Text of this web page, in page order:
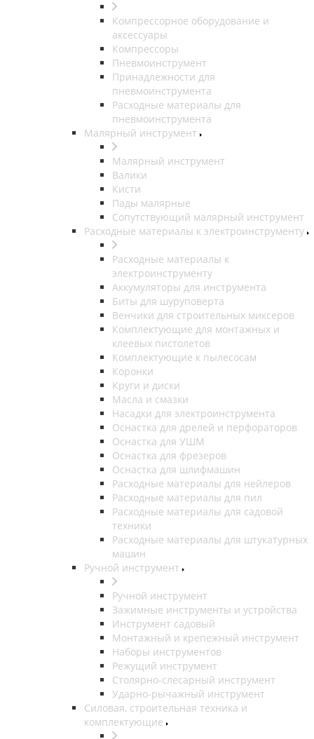
Компрессорное оборудование и
аксессуары
Компрессоры
Пневмоинструмент
Принадлежности для
пневмоинструмента
Расходные материалы для
пневмоинструмента
Малярный инструмент
Малярный инструмент
Валики
Кисти
Пады малярные
Сопутствующий малярный инструмент
Расходные материалы к электроинструменту
Расходные материалы к
электроинструменту
Аккумуляторы для инструмента
Биты для шуруповерта
Венчики для строительных миксеров
Комплектующие для монтажных и
клеевых пистолетов
Комплектующие к пылесосам
Коронки
Круги и диски
Масла и смазки
Насадки для электроинструмента
Оснастка для дрелей и перфораторов
Оснастка для УШМ
Оснастка для фрезеров
Оснастка для шлифмашин
Расходные материалы для нейлеров
Расходные материалы для пил
Расходные материалы для садовой
техники
Расходные материалы для штукатурных
машин
Ручной инструмент
Ручной инструмент
Зажимные инструменты и устройства
Инструмент садовый
Монтажный и крепежный инструмент
Наборы инструментов
Режущий инструмент
Столярно-слесарный инструмент
Ударно-рычажный инструмент
Силовая, строительная техника и
комплектующие